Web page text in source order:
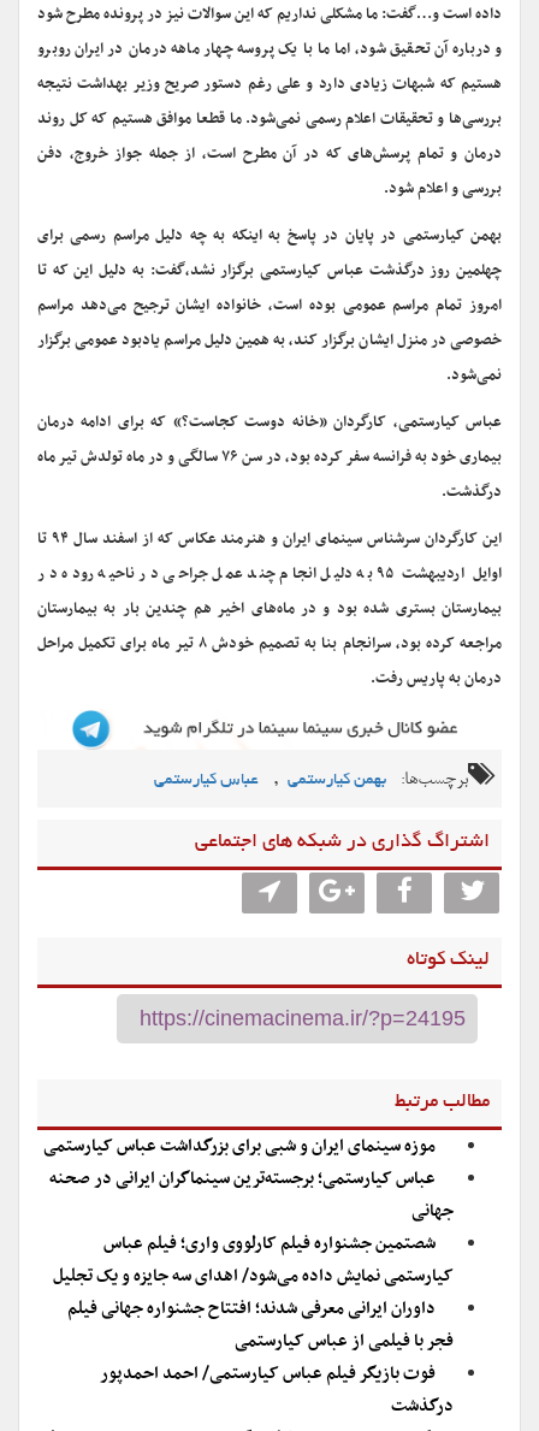
داده است و…گفت: ما مشکلی نداریم که این سوالات نیز در پرونده مطرح شود
و درباره آن تحقیق شود، اما ما با یک پروسه چهار ماهه درمان در ایران روبرو
هستیم که شبهات زیادی دارد و علی رغم دستور صریح وزیر بهداشت نتیجه
بررسی‌ها و تحقیقات اعلام رسمی نمی‌شود. ما قطعا موافق هستیم که کل روند
درمان و تمام پرسش‌های که در آن مطرح است، از جمله جواز خروج، دفن
بررسی و اعلام شود.
بهمن کیارستمی در پایان در پاسخ به اینکه به چه دلیل مراسم رسمی برای
چهلمین روز درگذشت عباس کیارستمی برگزار نشد،گفت: به دلیل این که تا
امروز تمام مراسم عمومی بوده است، خانواده ایشان ترجیح می‌دهد مراسم
خصوصی در منزل ایشان برگزار کند، به همین دلیل مراسم یادبود عمومی برگزار
نمی‌شود.
عباس کیارستمی، کارگردان «خانه دوست کجاست؟» که برای ادامه درمان
بیماری خود به فرانسه سفر کرده بود، در سن ۷۶ سالگی و در ماه تولدش تیر ماه
درگذشت.
این کارگردان سرشناس سینمای ایران و هنرمند عکاس که از اسفند سال ۹۴ تا
اوایل اردیبهشت ۹۵ به دلیل انجام چند عمل جراحی در ناحیه روده در
بیمارستان بستری شده بود و در ماه‌های اخیر هم چندین بار به بیمارستان
مراجعه کرده بود، سرانجام بنا به تصمیم خودش ۸ تیر ماه برای تکمیل مراحل
درمان به پاریس رفت.
برچسب‌ها: بهمن کیارستمی , عباس کیارستمی
اشتراگ گذاری در شبکه های اجتماعی
لینک کوتاه
مطالب مرتبط
موزه سینمای ایران و شبی برای بزرگداشت عباس کیارستمی
عباس کیارستمی؛ برجسته‌ترین سینماگران ایرانی در صحنه
جهانی
شصتمین جشنواره فیلم کارلووی واری؛ فیلم عباس
کیارستمی نمایش داده می‌شود/ اهدای سه جایزه و یک تجلیل
داوران ایرانی معرفی شدند؛ افتتاح جشنواره جهانی فیلم
فجر با فیلمی از عباس کیارستمی
فوت بازیگر فیلم عباس کیارستمی/ احمد احمدپور
درگذشت